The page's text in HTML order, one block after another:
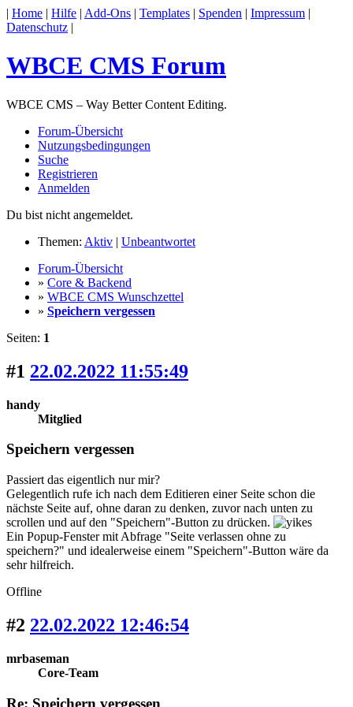
| Home | Hilfe | Add-Ons | Templates | Spenden | Impressum |
Datenschutz |
WBCE CMS Forum
WBCE CMS – Way Better Content Editing.
Forum-Übersicht
Nutzungsbedingungen
Suche
Registrieren
Anmelden
Du bist nicht angemeldet.
Themen: Aktiv | Unbeantwortet
Forum-Übersicht
» Core & Backend
» WBCE CMS Wunschzettel
» Speichern vergessen
Seiten: 1
#1 22.02.2022 11:55:49
handy
Mitglied
Speichern vergessen
Passiert das eigentlich nur mir?
Gelegentlich rufe ich nach dem Editieren einer Seite schon die
nächste Seite auf, ohne daran zu denken, zuvor nach unten zu
scrollen und auf den "Speichern"-Button zu drücken.
Ein Popup-Fenster mit Abfrage "Seite verlassen ohne zu
speichern?" und idealerweise einem "Speichern"-Button wäre da
sehr hilfreich.
Offline
#2 22.02.2022 12:46:54
mrbaseman
Core-Team
Re: Speichern vergessen